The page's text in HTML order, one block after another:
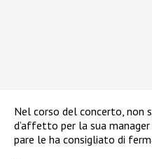
Nel corso del concerto, non
d’affetto per la sua manager
pare le ha consigliato di